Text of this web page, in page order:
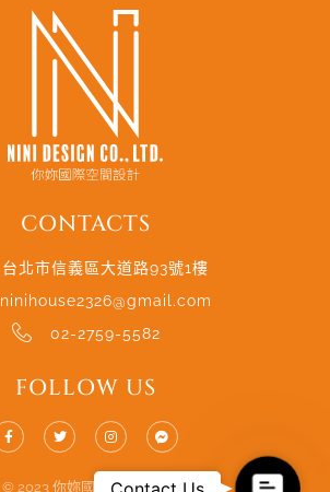
CONTACTS
台北市信義區大道路93號1樓
ninihouse2326@gmail.com
02-2759-5582
FOLLOW US
© 2023 你妳國際空間設計.